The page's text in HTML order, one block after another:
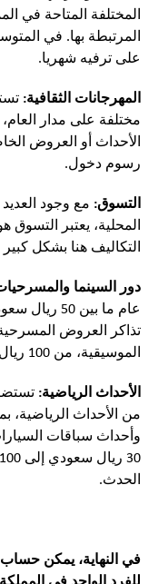
المختلفة المتاحة في
على ترفيه شهريا.
المهرجانات الثقافية:
مختلفة على مدار
الأحداث أو العروض
رسوم دخول.
التسوق: مع وجود
المحلية، يعتبر التسوق
التكاليف هنا بشكل
دور السينما
تذاكر العروض
الموسيقية، من 100 ريال سعودي إلى 200 ريال سعودي.
الأحداث الرياضية:
من الأحداث الرياضية،
وأحداث سباقات
الحدث.
في النهاية، يمكن